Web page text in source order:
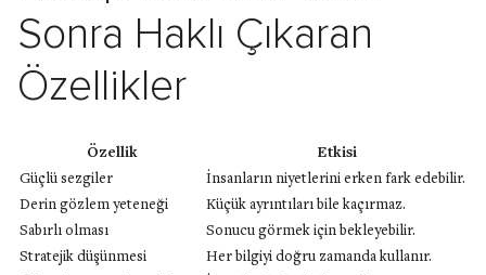
Sonra Haklı Çıkaran
Özellikler
Özellik
Etkisi
Güçlü sezgiler
İnsanların niyetlerini erken fark edebilir.
Derin gözlem yeteneği
Küçük ayrıntıları bile kaçırmaz.
Sabırlı olması
Sonucu görmek için bekleyebilir.
Stratejik düşünmesi
Her bilgiyi doğru zamanda kullanır.